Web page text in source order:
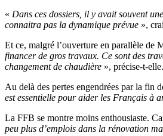
« Dans ces dossiers, il y avait souvent
connaitra pas la dynamique prévue »,
Et ce, malgré l’ouverture en parallèle de
financer de gros travaux. Ce sont des
changement de chaudière », précise-t-elle.
Au delà des pertes engendrées par la fin
est essentielle pour aider les Français à
La FFB se montre moins enthousiaste.
peu plus d’emplois dans la rénovation